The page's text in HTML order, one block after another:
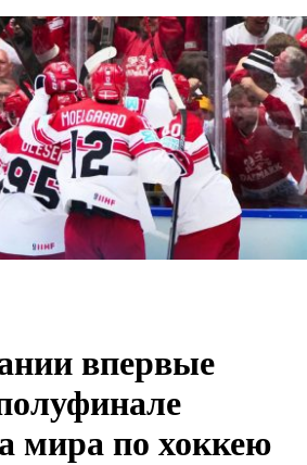
впервые
мира по хоккею